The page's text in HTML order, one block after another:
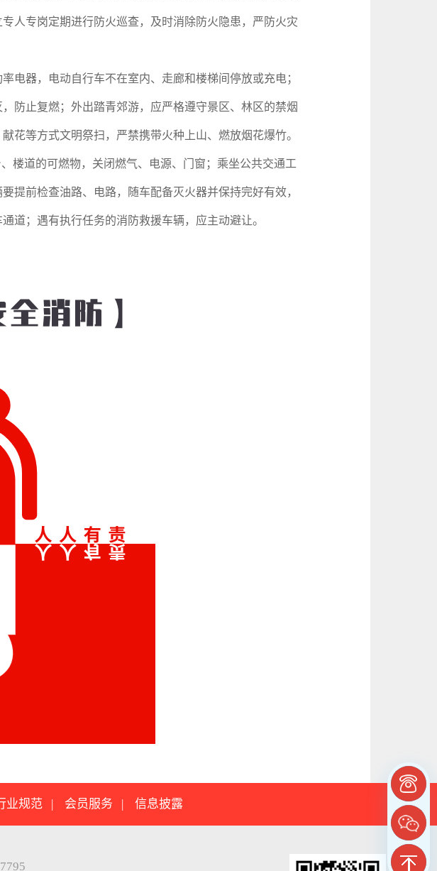
人专岗定期进行防火巡查，及时消除防火隐患，严防火灾
器，电动自行车不在室内、走廊和楼梯间停放或充电；
防止复燃；外出踏青郊游，应严格遵守景区、林区的禁烟
花等方式文明祭扫，严禁携带火种上山、燃放烟花爆竹。
道的可燃物，关闭燃气、电源、门窗；乘坐公共交通工
提前检查油路、电路，随车配备灭火器并保持完好有效，
道；遇有执行任务的消防救援车辆，应主动避让。
业规范 | 会员服务 | 信息披露